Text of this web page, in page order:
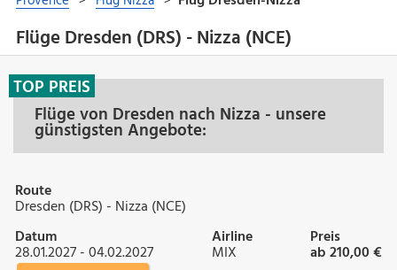
Flüge Dresden (DRS) - Nizza (NCE)
Flüge von Dresden nach Nizza - unsere
günstigsten Angebote:
TOP PREIS
Route
Dresden (DRS) - Nizza (NCE)
Datum
28.01.2027 - 04.02.2027
Airline
MIX
Preis
ab 210,00 €